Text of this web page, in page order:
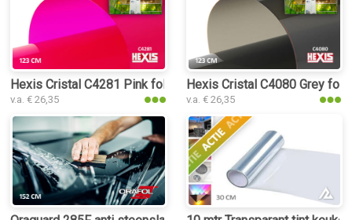
Hexis Cristal C4281 Pink folie
v.a. € 26,35
Hexis Cristal C4080 Grey folie
v.a. € 26,35